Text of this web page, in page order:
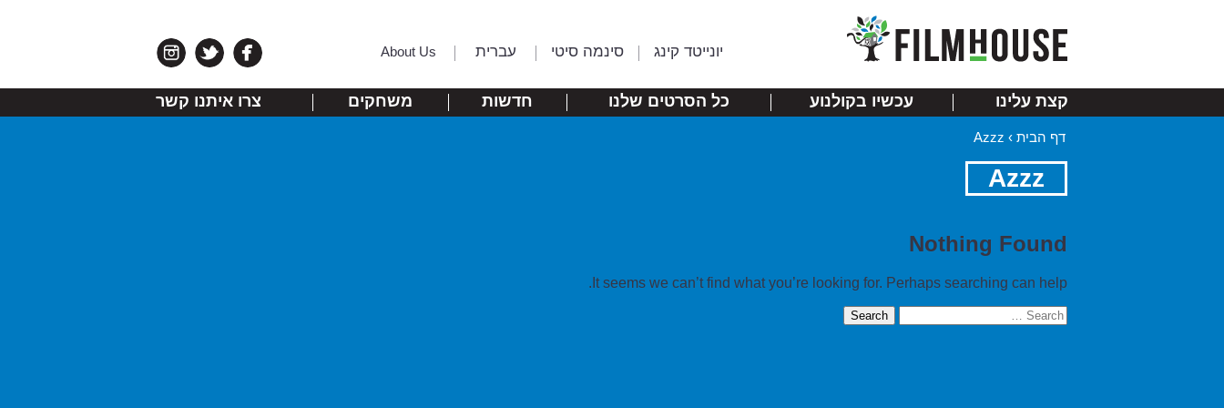
יונייטד קינג סינמה סיטי עברית About Us
קצת עלינו עכשיו בקולנוע כל הסרטים שלנו חדשות משחקים צרו איתנו קשר
דף הבית ›
Azzz
Azzz
Nothing Found
It seems we can’t find what you’re looking for. Perhaps searching can help.
Search
for: